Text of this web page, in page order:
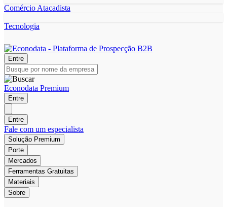
Comércio Atacadista
Tecnologia
Entre
Econodata Premium
Entre
Entre
Fale com um especialista
Solução Premium
Porte
Mercados
Ferramentas Gratuitas
Materiais
Sobre